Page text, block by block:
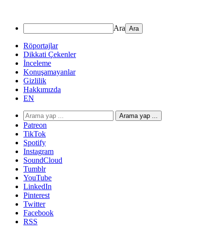
Ara
Röportajlar
Dikkati Çekenler
İnceleme
Konuşamayanlar
Gizlilik
Hakkımızda
EN
Arama yap ...
Patreon
TikTok
Spotify
Instagram
SoundCloud
Tumblr
YouTube
LinkedIn
Pinterest
Twitter
Facebook
RSS